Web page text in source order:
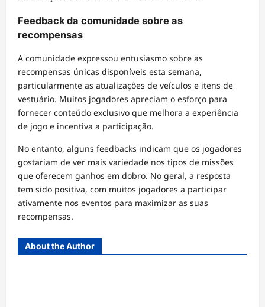
Feedback da comunidade sobre as
recompensas
A comunidade expressou entusiasmo sobre as
recompensas únicas disponíveis esta semana,
particularmente as atualizações de veículos e itens de
vestuário. Muitos jogadores apreciam o esforço para
fornecer conteúdo exclusivo que melhora a experiência
de jogo e incentiva a participação.
No entanto, alguns feedbacks indicam que os jogadores
gostariam de ver mais variedade nos tipos de missões
que oferecem ganhos em dobro. No geral, a resposta
tem sido positiva, com muitos jogadores a participar
ativamente nos eventos para maximizar as suas
recompensas.
About the Author